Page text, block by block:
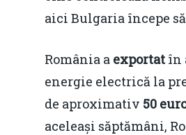
aici Bulgaria începe
România a exportatîn
energie electrică la
de aproximativ 50
aceleași săptămâni,